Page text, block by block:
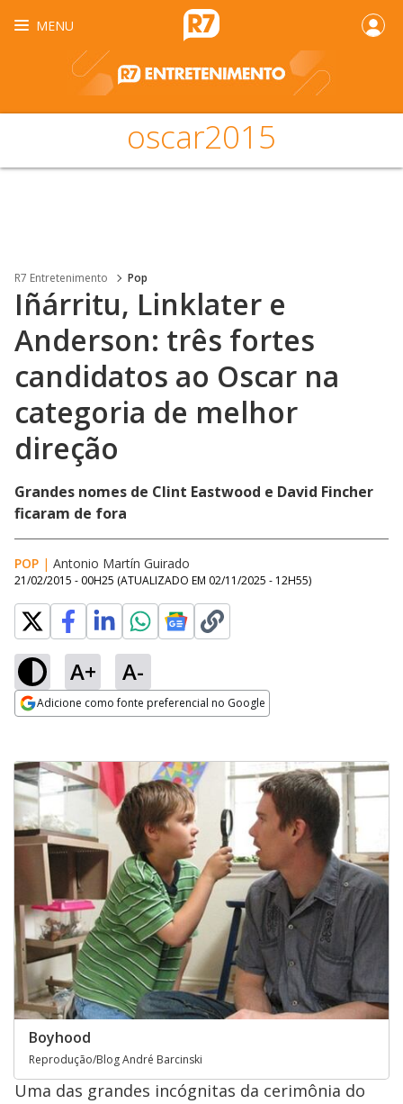
MENU
oscar2015
R7 Entretenimento Pop
Iñárritu, Linklater e
Anderson: três fortes
candidatos ao Oscar na
categoria de melhor
direção
Grandes nomes de Clint Eastwood e David Fincher
ficaram de fora
POP | Antonio Martín Guirado
21/02/2015 - 00H25 (ATUALIZADO EM 02/11/2025 - 12H55)
A+ A-
Adicione como fonte preferencial no Google
Boyhood
Reprodução/Blog André Barcinski
Uma das grandes incógnitas da cerimônia do